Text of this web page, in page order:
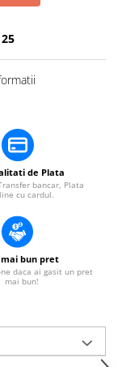
de Plata
bancar, Plata
cu cardul.
mai bun pret
daca ai gasit un pret
mai bun!